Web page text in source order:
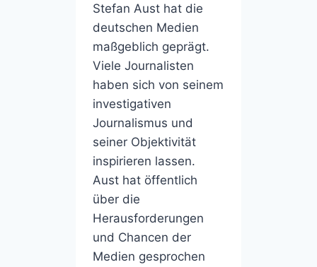
Stefan Aust hat die
deutschen Medien
maßgeblich geprägt.
Viele Journalisten
haben sich von seinem
investigativen
Journalismus und
seiner Objektivität
inspirieren lassen.
Aust hat öffentlich
über die
Herausforderungen
und Chancen der
Medien gesprochen